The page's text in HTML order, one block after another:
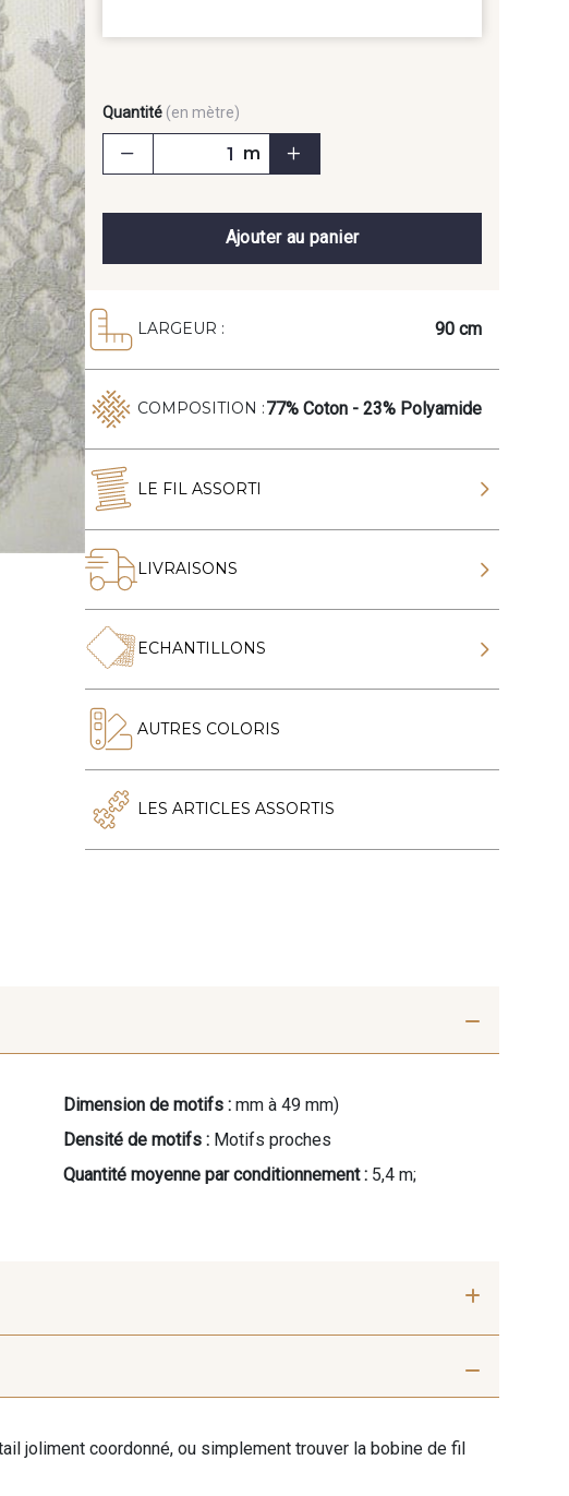
Quantité (en mètre)
m
Ajouter au panier
LARGEUR : 90 cm
COMPOSITION :77% Coton - 23% Polyamide
LE FIL ASSORTI
LIVRAISONS
ECHANTILLONS
AUTRES COLORIS
LES ARTICLES ASSORTIS
Dimension de motifs : mm à 49 mm)
Densité de motifs : Motifs proches
Quantité moyenne par conditionnement : 5,4 m;
joliment coordonné, ou simplement trouver la bobine de fil